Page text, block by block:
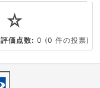
☆
評価点数: 0 (0 件の投票)